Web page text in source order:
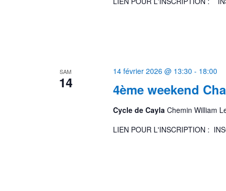
SAM
14 4ème weekend
14 février 2026 @ 13:30 - 18:00
Cycle de Cayla Chemin William
LIEN POUR L'INSCRIPTION :